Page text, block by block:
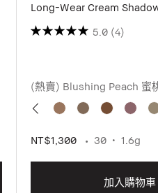
Long-Wear Cream
5.0 (4)
(熱賣) Blushing Peach 蜜
NT$1,300 30 1.6g
加入購物車